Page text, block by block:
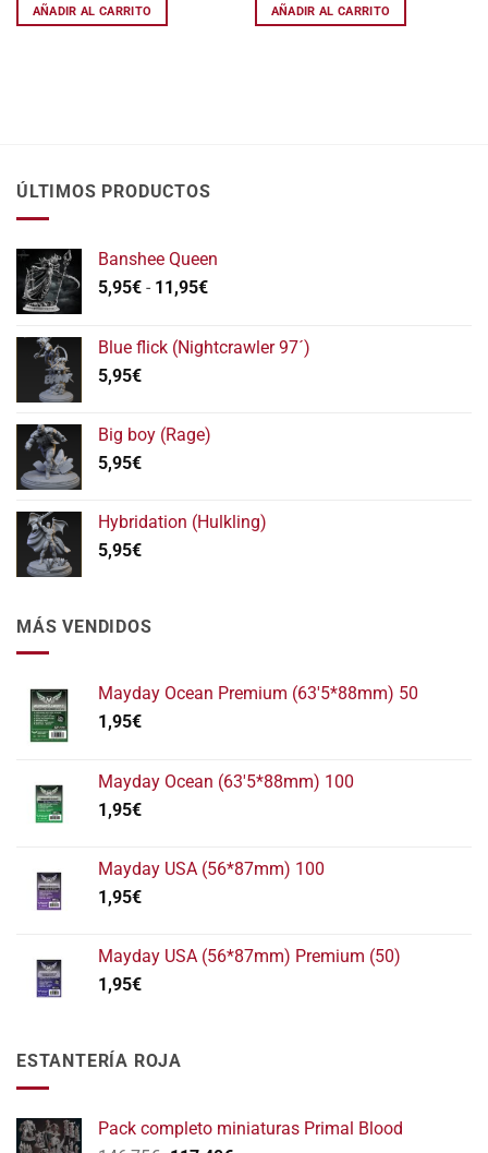
AÑADIR AL CARRITO AÑADIR AL CARRITO
ÚLTIMOS PRODUCTOS
Banshee Queen
5,95€ - 11,95€Rango
desde
11,95€
Blue flick (Nightcrawler 97´)
5,95€
Big boy (Rage)
5,95€
Hybridation (Hulkling)
5,95€
MÁS VENDIDOS
Mayday Ocean Premium (63'5*88mm) 50
1,95€
Mayday Ocean (63'5*88mm) 100
1,95€
Mayday USA (56*87mm) 100
1,95€
Mayday USA (56*87mm) Premium (50)
1,95€
ESTANTERÍA ROJA
Pack completo miniaturas Primal Blood